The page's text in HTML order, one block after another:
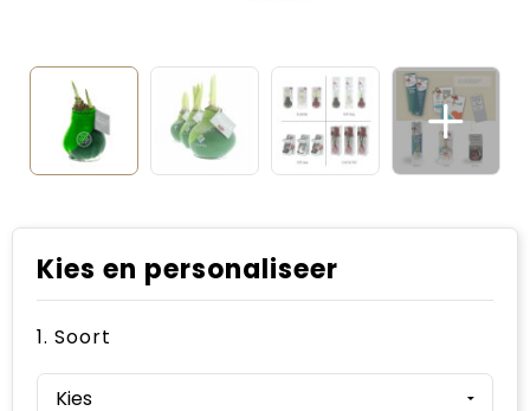
Kies en personaliseer
1. Soort